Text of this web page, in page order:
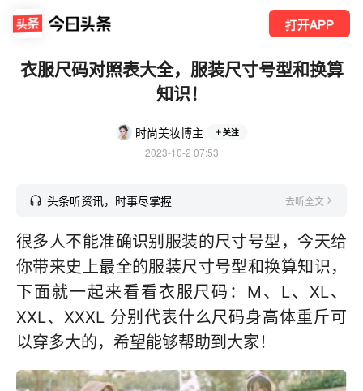
打开APP
衣服尺码对照表大全，服装尺寸号型和换算
知识！
时尚美妆博主 关注
2023-10-2 07:53
头条听资讯，时事尽掌握 去听全文
很多人不能准确识别服装的尺寸号型，今天给
你带来史上最全的服装尺寸号型和换算知识，
下面就一起来看看衣服尺码：M、L、XL、
XXL、XXXL 分别代表什么尺码身高体重斤可
以穿多大的，希望能够帮助到大家！